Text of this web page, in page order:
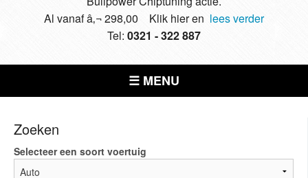
Al vanaf â‚¬ 298,00 Klik hier en lees verder
Tel: 0321 - 322 887
☰ MENU
Zoeken
Selecteer een soort voertuig